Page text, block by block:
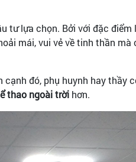
tư lựa chọn. Bởi với đặc
mái, vui vẻ về tinh thần
đó, phụ huynh hay thầy
thao ngoài trời hơn.